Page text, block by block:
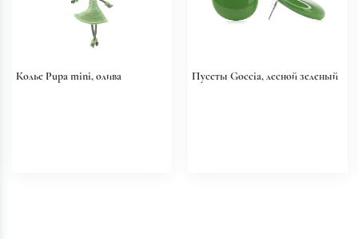
Колье Pupa mini, олива Пусеты Goccia, лесной зеленый